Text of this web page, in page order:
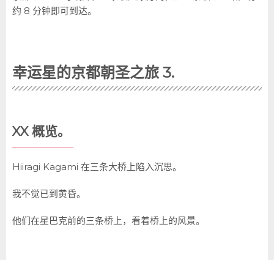
约 8 分钟即可到达。
幸运星的京都朝圣之旅 3.
XX 概览。
Hiiragi Kagami 在三条大桥上陷入沉思。
我不觉已到黄昏。
他们在星巴克前的三条桥上，看着桥上的风景。